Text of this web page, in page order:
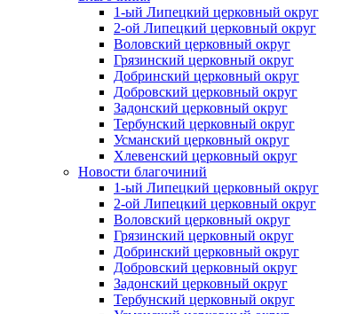
1-ый Липецкий церковный округ
2-ой Липецкий церковный округ
Воловский церковный округ
Грязинский церковный округ
Добринский церковный округ
Добровский церковный округ
Задонский церковный округ
Тербунский церковный округ
Усманский церковный округ
Хлевенский церковный округ
Новости благочиний
1-ый Липецкий церковный округ
2-ой Липецкий церковный округ
Воловский церковный округ
Грязинский церковный округ
Добринский церковный округ
Добровский церковный округ
Задонский церковный округ
Тербунский церковный округ